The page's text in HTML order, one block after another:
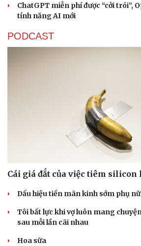
ChatGPT miễn phí được “cởi trói”,
tính năng AI mới
PODCAST
Cái giá đắt của việc tiêm silicon
Dấu hiệu tiền mãn kinh sớm phụ
Tôi bất lực khi vợ luôn mang
sau mỗi lần cãi nhau
Hoa sữa